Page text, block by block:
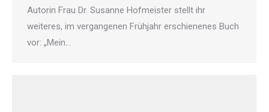
Autorin Frau Dr. Susanne Hofmeister stellt ihr
weiteres, im vergangenen Frühjahr erschienenes Buch
vor: „Mein…